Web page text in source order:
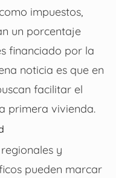
impuestos,
un porcentaje
financiado por la
noticia es que en
facilitar el
primera vivienda.
y
pueden marcar